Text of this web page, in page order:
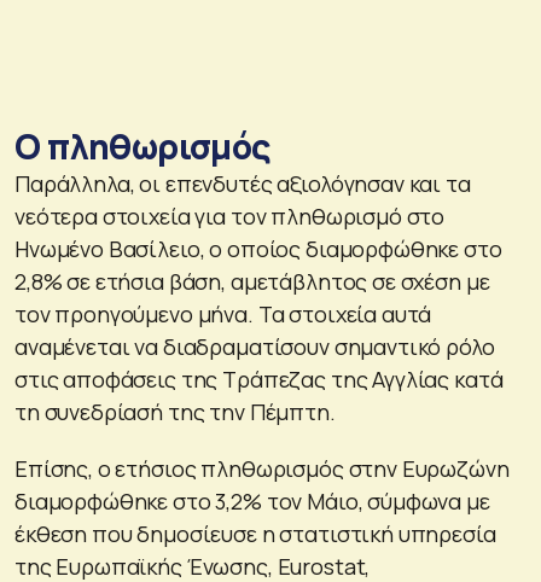
Ο πληθωρισμός
Παράλληλα, οι επενδυτές αξιολόγησαν και τα
νεότερα στοιχεία για τον πληθωρισμό στο
Ηνωμένο Βασίλειο, ο οποίος διαμορφώθηκε στο
2,8% σε ετήσια βάση, αμετάβλητος σε σχέση με
τον προηγούμενο μήνα. Τα στοιχεία αυτά
αναμένεται να διαδραματίσουν σημαντικό ρόλο
στις αποφάσεις της Τράπεζας της Αγγλίας κατά
τη συνεδρίασή της την Πέμπτη.
Επίσης, ο ετήσιος πληθωρισμός στην Ευρωζώνη
διαμορφώθηκε στο 3,2% τον Μάιο, σύμφωνα με
έκθεση που δημοσίευσε η στατιστική υπηρεσία
της Ευρωπαϊκής Ένωσης, Eurostat,